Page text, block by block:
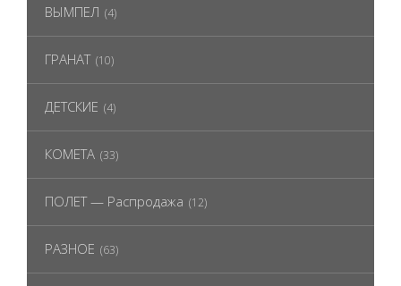
ВЫМПЕЛ (4)
ГРАНАТ (10)
ДЕТСКИЕ (4)
КОМЕТА (33)
ПОЛЕТ — Распродажа (12)
РАЗНОЕ (63)